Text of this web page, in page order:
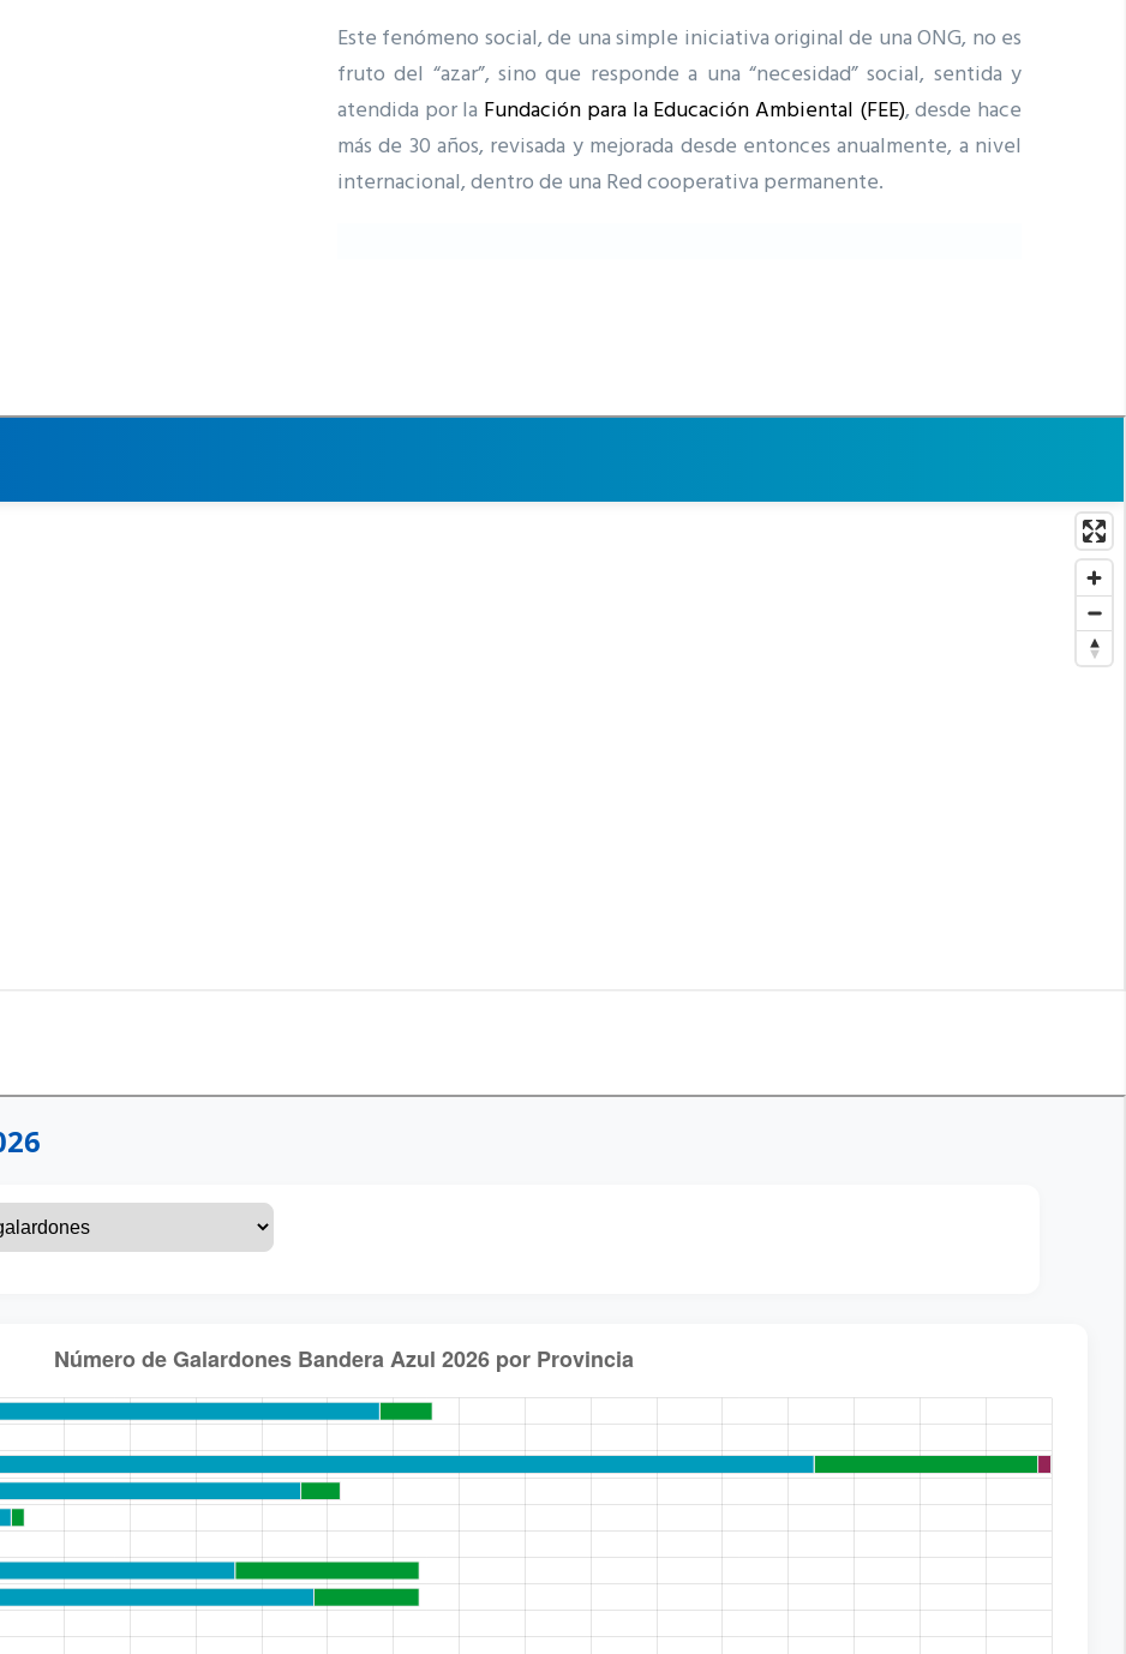
Este fenómeno social, de una simple iniciativa original de una ONG, no es
fruto del “azar”, sino que responde a una “necesidad” social, sentida y
atendida por la Fundación para la Educación Ambiental (FEE), desde hace
más de 30 años, revisada y mejorada desde entonces anualmente, a nivel
internacional, dentro de una Red cooperativa permanente.